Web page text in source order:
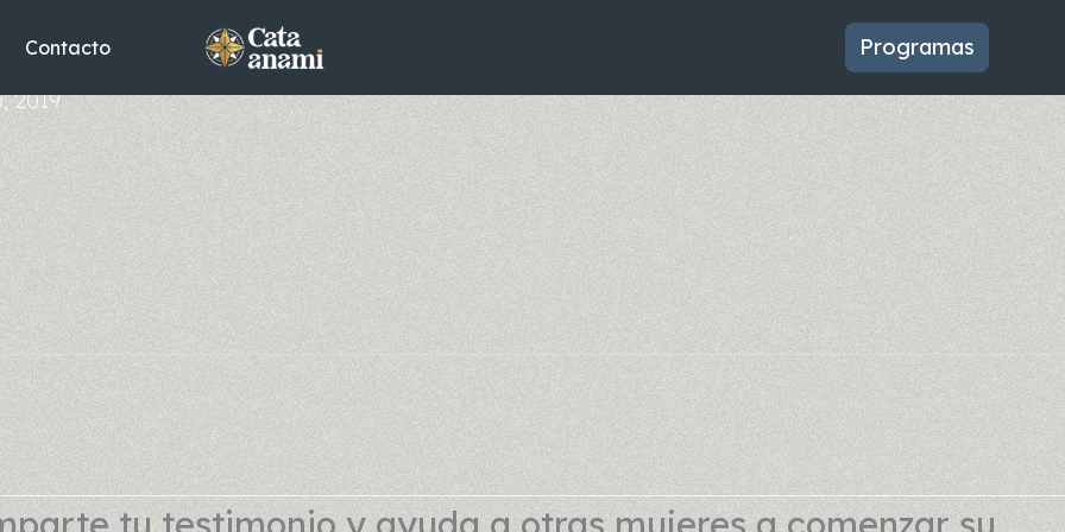
Contacto
Programas
2019